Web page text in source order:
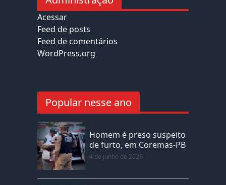
Acessar
Feed de posts
Feed de comentários
WordPress.org
Popular nesse ano
Homem é preso suspeito
de furto, em Coremas-PB
4 de junho de 2026